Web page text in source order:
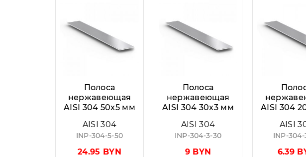
Полоса
нержавеющая
AISI 304 50x5 мм
AISI 304
INP-304-5-50
24.95 BYN
Полоса
нержавеющая
AISI 304 30x3 мм
AISI 304
INP-304-3-30
9 BYN
AISI 304
AISI
INP-
6.39